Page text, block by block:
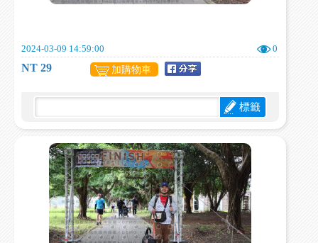
2024-03-09 14:59:00 0
NT 29 加購物車
標籤